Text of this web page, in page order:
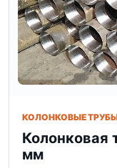
КОЛОНКОВЫЕ
Колонковая
мм